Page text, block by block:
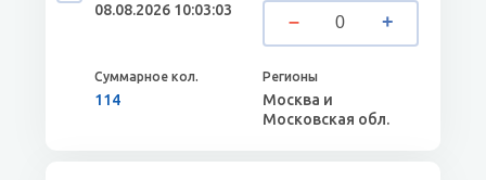
08.08.2026 10:03:03
114
Москва и
Московская обл.